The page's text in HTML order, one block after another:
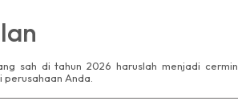
sah di tahun 2026 haruslah menjadi cermin
Anda.